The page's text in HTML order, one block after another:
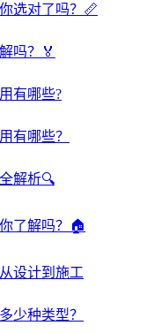
选对了吗？📏
吗？🏅
有哪些?
有哪些？
解析🔍
了解吗？🏠
设计到施工
少种类型？